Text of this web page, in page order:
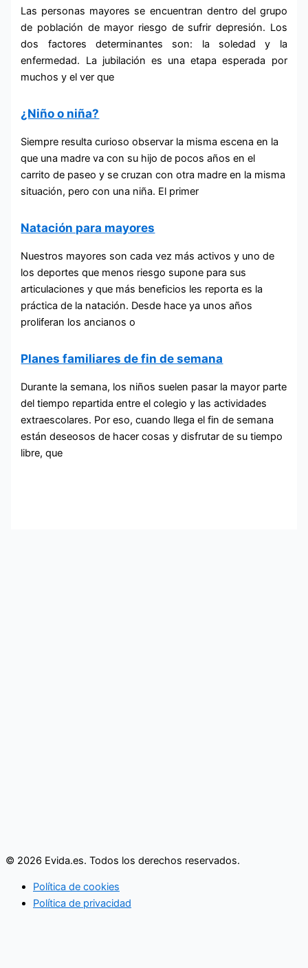
Las personas mayores se encuentran dentro del grupo
de población de mayor riesgo de sufrir depresión. Los
dos factores determinantes son: la soledad y la
enfermedad. La jubilación es una etapa esperada por
muchos y el ver que
¿Niño o niña?
Siempre resulta curioso observar la misma escena en la
que una madre va con su hijo de pocos años en el
carrito de paseo y se cruzan con otra madre en la misma
situación, pero con una niña. El primer
Natación para mayores
Nuestros mayores son cada vez más activos y uno de
los deportes que menos riesgo supone para sus
articulaciones y que más beneficios les reporta es la
práctica de la natación. Desde hace ya unos años
proliferan los ancianos o
Planes familiares de fin de semana
Durante la semana, los niños suelen pasar la mayor parte
del tiempo repartida entre el colegio y las actividades
extraescolares. Por eso, cuando llega el fin de semana
están deseosos de hacer cosas y disfrutar de su tiempo
libre, que
© 2026 Evida.es. Todos los derechos reservados.
Política de cookies
Política de privacidad